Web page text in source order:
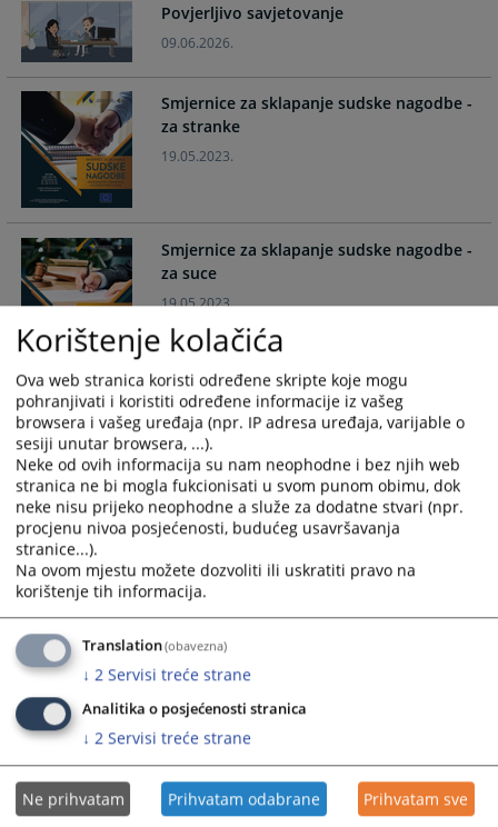
forward
to
interact
with
calendar
and
select
a
date.
Press
the
question
mark
key
to
get
the
keyboard
shortcuts
for
changing
dates.
forward
to
the
calendar
and
Press
the
question
mark
key
to
get
the
keyboard
shortcuts
for
changing
Povjerljivo savjetovanje
09.06.2026.
Smjernice za sklapanje sudske nagodbe -
za stranke
19.05.2023.
Smjernice za sklapanje sudske nagodbe -
za suce
19.05.2023.
Vodič za ostvarivanje naknade štete u
kaznenom postupku
15.03.2022.
"Moj vodič kroz kazneni postupak" -
publikacija namijenjena djeci
žrtvama/svjedocima kaznenih djela i
njihove roditelje/staratelje
Žrtva ste ili svjedok kaznenog djela?
26.10.2021.
Korištenje kolačića
Ova web stranica koristi određene skripte koje mogu
pohranjivati i koristiti određene informacije iz vašeg
browsera i vašeg uređaja (npr. IP adresa uređaja, varijable o
sesiji unutar browsera, ...).
Neke od ovih informacija su nam neophodne i bez njih web
stranica ne bi mogla fukcionisati u svom punom obimu, dok
neke nisu prijeko neophodne a služe za dodatne stvari (npr.
procjenu nivoa posjećenosti, budućeg usavršavanja
stranice...).
Na ovom mjestu možete dozvoliti ili uskratiti pravo na
korištenje tih informacija.
Translation(obavezna)
↓ 2 Servisi treće strane
Analitika o posjećenosti stranica
↓ 2 Servisi treće strane
Ne prihvatam Prihvatam odabrane Prihvatam sve